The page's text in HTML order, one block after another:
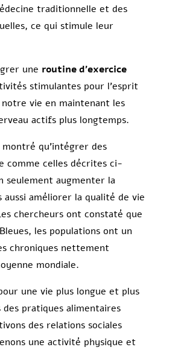
traditionnelle et des
ce qui stimule leur
une routine d’exercice
stimulantes pour l’esprit
vie en maintenant les
actifs plus longtemps.
qu’intégrer des
comme celles décrites ci-
seulement augmenter la
aussi améliorer la qualité de vie
chercheurs ont constaté que
les populations ont un
chroniques nettement
mondiale.
une vie plus longue et plus
des pratiques alimentaires
des relations sociales
une activité physique et